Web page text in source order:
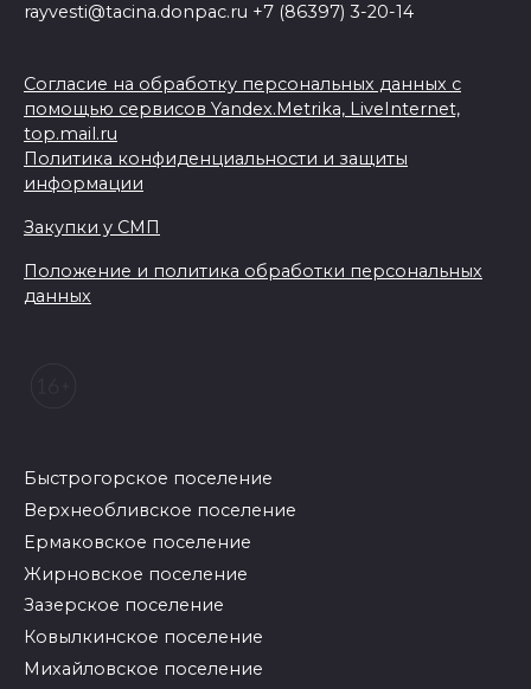
rayvesti@tacina.donpac.ru +7 (86397) 3-20-14
Согласие на обработку персональных данных с
помощью сервисов Yandex.Metrika, LiveInternet,
top.mail.ru
Политика конфиденциальности и защиты
информации
Закупки у СМП
Положение и политика обработки персональных
данных
Быстрогорское поселение
Верхнеобливское поселение
Ермаковское поселение
Жирновское поселение
Зазерское поселение
Ковылкинское поселение
Михайловское поселение